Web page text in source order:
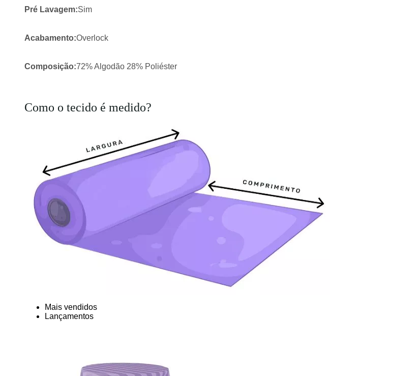
Pré Lavagem:Sim
Acabamento:Overlock
Composição:72% Algodão 28% Poliéster
Como o tecido é medido?
Mais vendidos
Lançamentos